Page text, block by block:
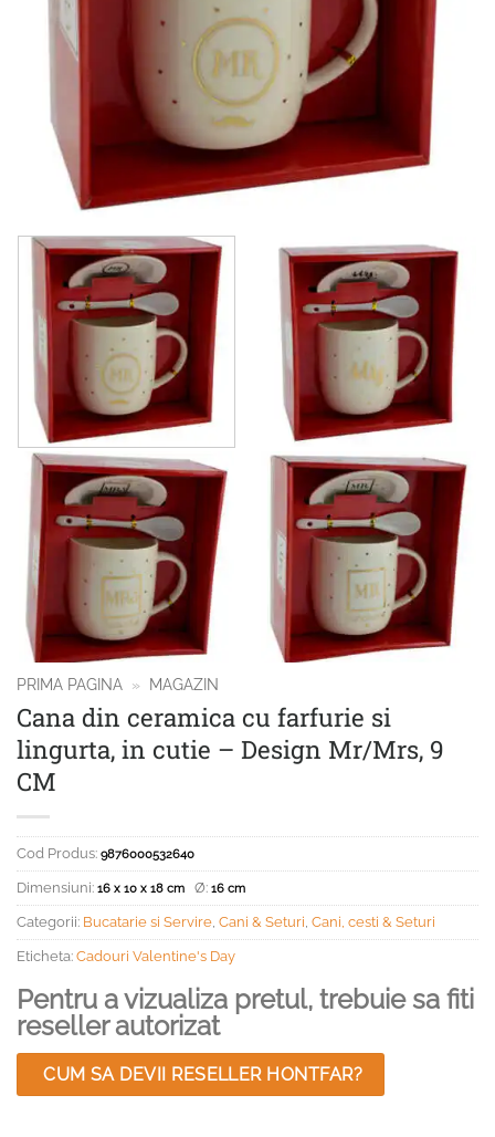
PRIMA PAGINA » MAGAZIN
Cana din ceramica cu farfurie si
lingurta, in cutie – Design Mr/Mrs, 9
CM
Cod Produs: 9876000532640
Dimensiuni: 16 x 10 x 18 cm Ø: 16 cm
Categorii: Bucatarie si Servire Cani & Seturi Cani, cesti & Seturi
Eticheta: Cadouri Valentine's Day
Pentru a vizualiza pretul, trebuie sa fiti
reseller autorizat
CUM SA DEVII RESELLER HONTFAR?